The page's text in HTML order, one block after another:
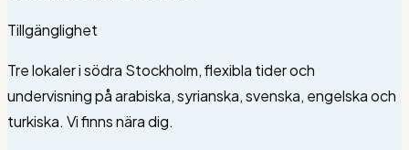
Tillgänglighet
Tre lokaler i södra Stockholm, flexibla tider och
undervisning på arabiska, syrianska, svenska, engelska och
turkiska. Vi finns nära dig.